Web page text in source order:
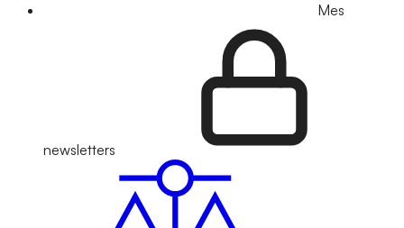
Mes
newsletters